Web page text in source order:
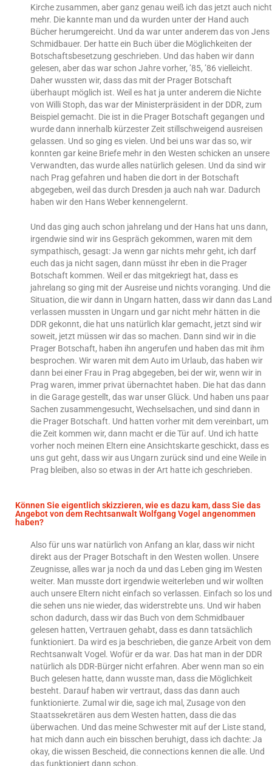
Kirche zusammen, aber ganz genau weiß ich das jetzt auch nicht
mehr. Die kannte man und da wurden unter der Hand auch
Bücher herumgereicht. Und da war unter anderem das von Jens
Schmidbauer. Der hatte ein Buch über die Möglichkeiten der
Botschaftsbesetzung geschrieben. Und das haben wir dann
gelesen, aber das war schon Jahre vorher, ’85, ’86 vielleicht.
Daher wussten wir, dass das mit der Prager Botschaft
überhaupt möglich ist. Weil es hat ja unter anderem die Nichte
von Willi Stoph, das war der Ministerpräsident in der DDR, zum
Beispiel gemacht. Die ist in die Prager Botschaft gegangen und
wurde dann innerhalb kürzester Zeit stillschweigend ausreisen
gelassen. Und so ging es vielen. Und bei uns war das so, wir
konnten gar keine Briefe mehr in den Westen schicken an unsere
Verwandten, das wurde alles natürlich gelesen. Und da sind wir
nach Prag gefahren und haben die dort in der Botschaft
abgegeben, weil das durch Dresden ja auch nah war. Dadurch
haben wir den Hans Weber kennengelernt.
Und das ging auch schon jahrelang und der Hans hat uns dann,
irgendwie sind wir ins Gespräch gekommen, waren mit dem
sympathisch, gesagt: Ja wenn gar nichts mehr geht, ich darf
euch das ja nicht sagen, dann müsst ihr eben in die Prager
Botschaft kommen. Weil er das mitgekriegt hat, dass es
jahrelang so ging mit der Ausreise und nichts voranging. Und die
Situation, die wir dann in Ungarn hatten, dass wir dann das Land
verlassen mussten in Ungarn und gar nicht mehr hätten in die
DDR gekonnt, die hat uns natürlich klar gemacht, jetzt sind wir
soweit, jetzt müssen wir das so machen. Dann sind wir in die
Prager Botschaft, haben ihn angerufen und haben das mit ihm
besprochen. Wir waren mit dem Auto im Urlaub, das haben wir
dann bei einer Frau in Prag abgegeben, bei der wir, wenn wir in
Prag waren, immer privat übernachtet haben. Die hat das dann
in die Garage gestellt, das war unser Glück. Und haben uns paar
Sachen zusammengesucht, Wechselsachen, und sind dann in
die Prager Botschaft. Und hatten vorher mit dem vereinbart, um
die Zeit kommen wir, dann macht er die Tür auf. Und ich hatte
vorher noch meinen Eltern eine Ansichtskarte geschickt, dass es
uns gut geht, dass wir aus Ungarn zurück sind und eine Weile in
Prag bleiben, also so etwas in der Art hatte ich geschrieben.
Können Sie eigentlich skizzieren, wie es dazu kam, dass Sie das
Angebot von dem Rechtsanwalt Wolfgang Vogel angenommen
haben?
Also für uns war natürlich von Anfang an klar, dass wir nicht
direkt aus der Prager Botschaft in den Westen wollen. Unsere
Zeugnisse, alles war ja noch da und das Leben ging im Westen
weiter. Man musste dort irgendwie weiterleben und wir wollten
auch unsere Eltern nicht einfach so verlassen. Einfach so los und
die sehen uns nie wieder, das widerstrebte uns. Und wir haben
schon dadurch, dass wir das Buch von dem Schmidbauer
gelesen hatten, Vertrauen gehabt, dass es dann tatsächlich
funktioniert. Da wird es ja beschrieben, die ganze Arbeit von dem
Rechtsanwalt Vogel. Wofür er da war. Das hat man in der DDR
natürlich als DDR-Bürger nicht erfahren. Aber wenn man so ein
Buch gelesen hatte, dann wusste man, dass die Möglichkeit
besteht. Darauf haben wir vertraut, dass das dann auch
funktionierte. Zumal wir die, sage ich mal, Zusage von den
Staatssekretären aus dem Westen hatten, dass die das
überwachen. Und das meine Schwester mit auf der Liste stand,
hat mich dann auch ein bisschen beruhigt, dass ich dachte: Ja
okay, die wissen Bescheid, die connections kennen die alle. Und
das funktioniert dann schon.